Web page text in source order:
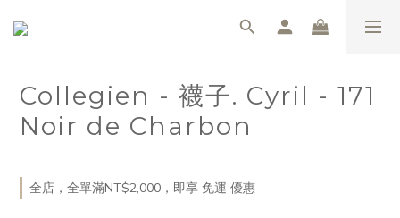
Collegien - 襪子. Cyril - 171
Noir de Charbon
全店，全單滿NT$2,000，即享 免運 優惠